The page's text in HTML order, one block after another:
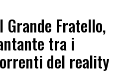
Grande Fratello,
tra i
del reality